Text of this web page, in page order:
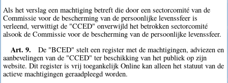
Als het verslag een machtiging betreft die door een sectorcomité van de
Commissie voor de bescherming van de persoonlijke levenssfeer is
verleend, verwittigt de "CCED" onverwijld het betrokken sectorcomité
alsook de Commissie voor de bescherming van de persoonlijke levenssfeer.
Art. 9.
De "BCED" stelt een register met de machtigingen, adviezen en
aanbevelingen van de "CCED" ter beschikking van het publiek op zijn
website. Dit register is vrij toegankelijk Online kan alleen het statuut van de
actieve machtigingen geraadpleegd worden.